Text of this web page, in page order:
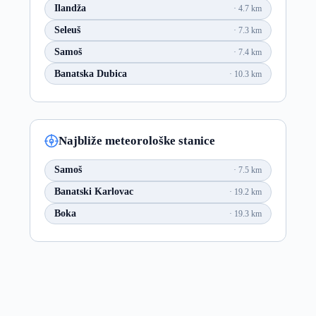
Ilandža 4.7 km
Seleuš 7.3 km
Samoš 7.4 km
Banatska Dubica 10.3 km
Najbliže meteorološke stanice
Samoš 7.5 km
Banatski Karlovac 19.2 km
Boka 19.3 km